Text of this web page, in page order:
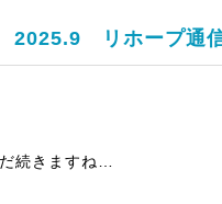
2025.9 リホープ通
続きますね…